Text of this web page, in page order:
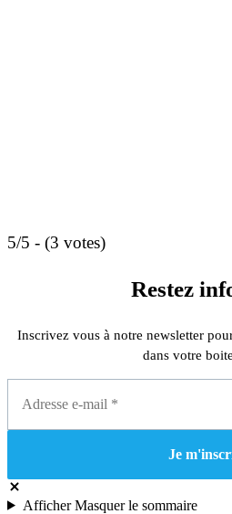
5/5 - (3 votes)
Restez
Inscrivez vous à notre newsletter
dans votre
AfficherMasquerle sommaire